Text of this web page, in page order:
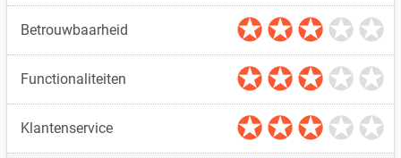
Betrouwbaarheid
Functionaliteiten
Klantenservice